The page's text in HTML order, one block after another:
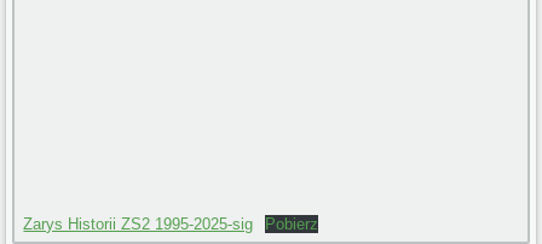
Zarys Historii ZS2 1995-2025-sig Pobierz